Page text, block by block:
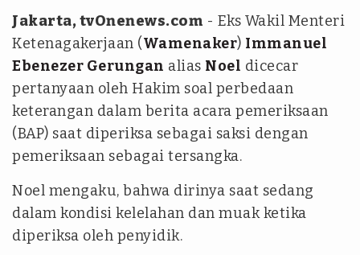
Jakarta, tvOnenews.com - Eks Wakil Menteri
Ketenagakerjaan (Wamenaker) Immanuel
Ebenezer Gerungan alias Noel dicecar
pertanyaan oleh Hakim soal perbedaan
keterangan dalam berita acara pemeriksaan
(BAP) saat diperiksa sebagai saksi dengan
pemeriksaan sebagai tersangka.
Noel mengaku, bahwa dirinya saat sedang
dalam kondisi kelelahan dan muak ketika
diperiksa oleh penyidik.